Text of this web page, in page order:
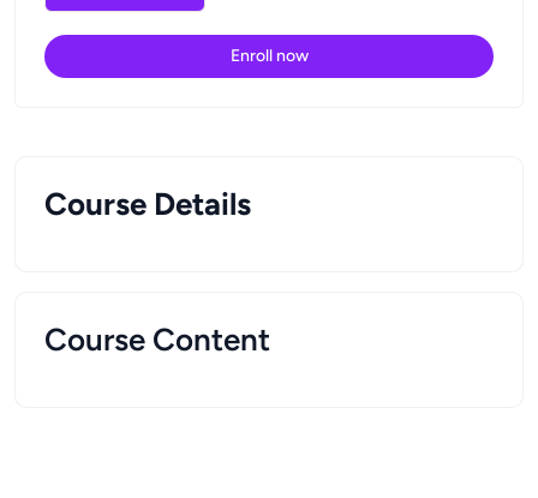
Course Details
Course Content
Enroll now